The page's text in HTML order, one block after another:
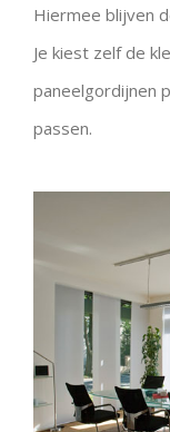
Hiermee blijven
Je kiest zelf de
paneelgordijnen
passen.